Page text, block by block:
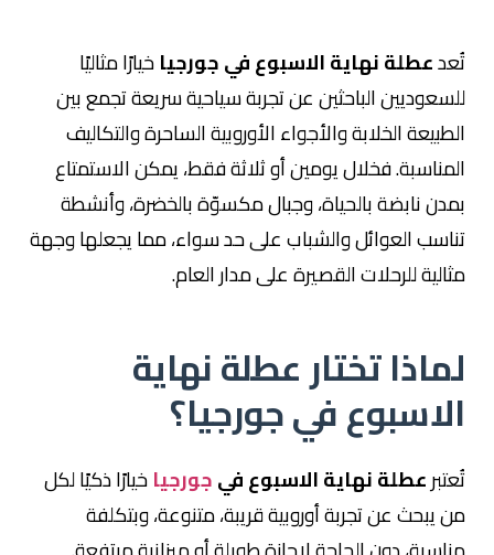
تُعدعطلة نهاية الاسبوع في جورجياخيارًا مثاليًا
للسعوديين الباحثين عن تجربة سياحية سريعة تجمع بين
الطبيعة الخلابة والأجواء الأوروبية الساحرة والتكاليف
المناسبة. فخلال يومين أو ثلاثة فقط، يمكن الاستمتاع
بمدن نابضة بالحياة، وجبال مكسوّة بالخضرة، وأنشطة
تناسب العوائل والشباب على حد سواء، مما يجعلها وجهة
مثالية للرحلات القصيرة على مدار العام.
لماذا تختار عطلة نهاية
الاسبوع في جورجيا؟
تُعتبرعطلة نهاية الاسبوع فيجورجياخيارًا ذكيًا لكل
من يبحث عن تجربة أوروبية قريبة، متنوعة، وبتكلفة